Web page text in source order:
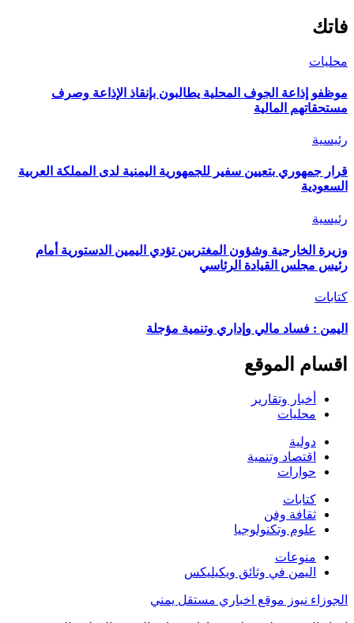
فاتك
محليات
موظفو إذاعة الجوف المحلية يطالبون بإنقاذ الإذاعة وصرف
مستحقاتهم المالية
رئيسية
قرار جمهوري بتعيين سفير للجمهورية اليمنية لدى المملكة العربية
السعودية
رئيسية
وزيرة الخارجية وشؤون المغتربين تؤدي اليمين الدستورية أمام
رئيس مجلس القيادة الرئاسي
كتابات
اليمن : فساد مالي وإداري وتنمية مؤجلة
اقسام الموقع
أخبار وتقارير
محليات
دولية
اقتصاد وتنمية
حوارات
كتابات
ثقافة وفن
علوم وتكنولوجيا
منوعات
اليمن في وثائق ويكيليكس
الجوزاء نيوز موقع اخباري مستقل يمني